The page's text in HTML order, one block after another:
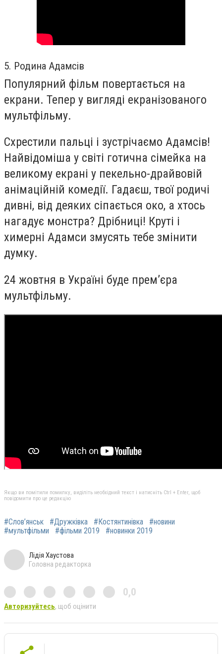
5. Родина Адамсів
Популярний фільм повертається на
екрани. Тепер у вигляді екранізованого
мультфільму.
Схрестили пальці і зустрічаємо Адамсів!
Найвідоміша у світі готична сімейка на
великому екрані у пекельно-драйвовій
анімаційній комедії. Гадаєш, твої родичі
дивні, від деяких сіпається око, а хтось
нагадує монстра? Дрібниці! Круті і
химерні Адамси змусять тебе змінити
думку.
24 жовтня в Україні буде прем’єра
мультфільму.
Якщо ви помітили помилку, виділіть необхідний текст і натисніть Ctrl + Enter, щоб
повідомити про це редакцію
#Слов’янськ #Дружківка #Костянтинівка
#новини
#мультфільми
#фільми 2019 #новинки 2019
Лідія Хаустова
Головна редакторка
0,0
Авторизуйтесь, щоб оцінити